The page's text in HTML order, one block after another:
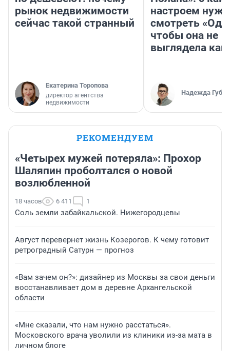
рынок недвижимости
сейчас такой странный
Екатерина Торопова
директор агентства
недвижимости
настроем
смотреть
чтобы она не
выглядела как
Надежда
РЕКОМЕНДУЕМ
«Четырех мужей потеряла»: Прохор
Шаляпин проболтался о новой
возлюбленной
18 часов 6 411 1
Соль земли забайкальской. Нижегородцевы
Август перевернет жизнь Козерогов. К чему готовит
ретроградный Сатурн — прогноз
«Вам зачем он?»: дизайнер из Москвы за свои деньги
восстанавливает дом в деревне Архангельской
области
«Мне сказали, что нам нужно расстаться».
Московского врача уволили из клиники из-за мата в
личном блоге